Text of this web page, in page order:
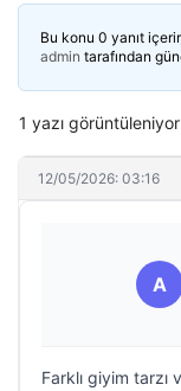
Bu konu 0 yanıt
admin tarafından
1 yazı
12/05/2026: 03:16
A
Farklı giyim tarzı